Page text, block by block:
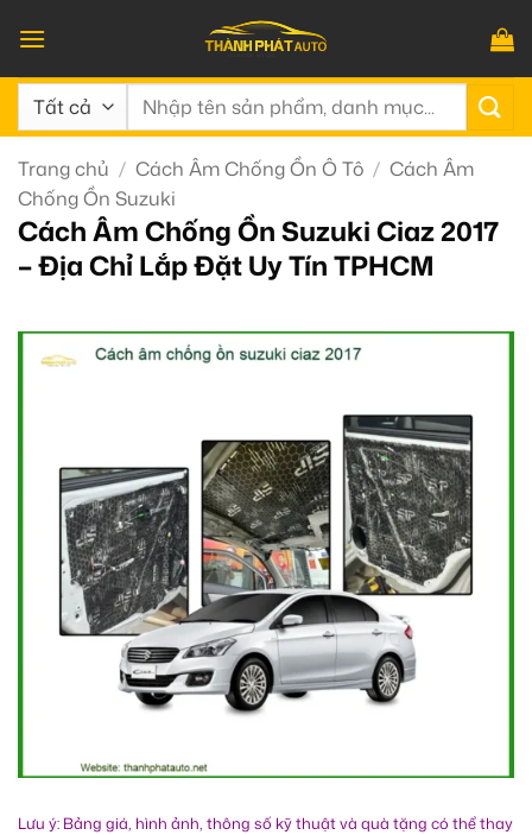
qua
nội
dung
Tìm
Trang chủ / Cách Âm Chống Ồn Ô Tô / Cách Âm
Chống Ồn Suzuki
Cách Âm Chống Ồn Suzuki Ciaz 2017
– Địa Chỉ Lắp Đặt Uy Tín TPHCM
Lưu ý: Bảng giá, hình ảnh, thông số kỹ thuật và quà tặng có thể thay